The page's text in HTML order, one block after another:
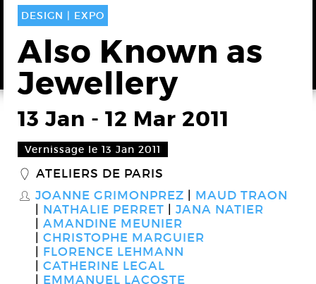
DESIGN | EXPO
Also Known as
Jewellery
13 Jan - 12 Mar 2011
Vernissage le 13 Jan 2011
_ ATELIERS DE PARIS
S JOANNE GRIMONPREZ
MAUD TRAON
NATHALIE PERRET
JANA NATIER
AMANDINE MEUNIER
CHRISTOPHE MARGUIER
FLORENCE LEHMANN
CATHERINE LEGAL
EMMANUEL LACOSTE